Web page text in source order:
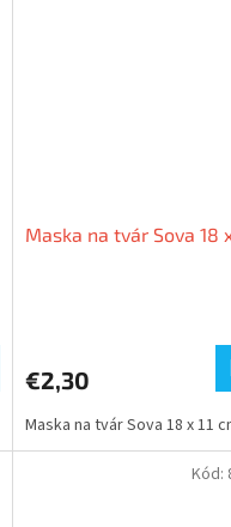
Maska na tvár Sova 18
€2,30
Maska na tvár Sova 18 x 11
Kód: